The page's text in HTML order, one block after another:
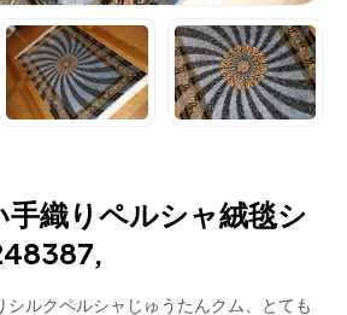
手織りペルシャ絨毯シ
シルクペルシャじゅうたんクム、とても